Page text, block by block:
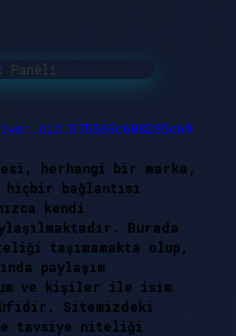
herhangi bir marka,
bağlantısı
kendi
Burada
taşımamakta olup,
paylaşım
ve kişiler ile isim
Sitemizdeki
tavsiye niteliği